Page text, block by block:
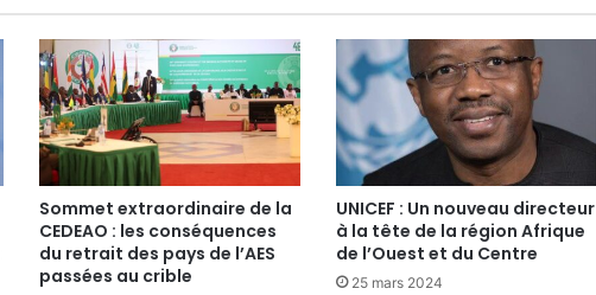
Sommet extraordinaire de la
CEDEAO : les conséquences
du retrait des pays de l’AES
passées au crible
UNICEF : Un nouveau directeur
à la tête de la région Afrique
de l’Ouest et du Centre
25 mars 2024